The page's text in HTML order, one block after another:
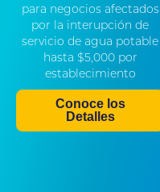
para negocios afectados
por la interupción de
servicio de agua potable
hasta $5,000 por
establecimiento
Conoce los
Detalles